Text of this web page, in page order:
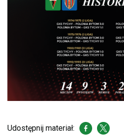
Udostępnij materiał: